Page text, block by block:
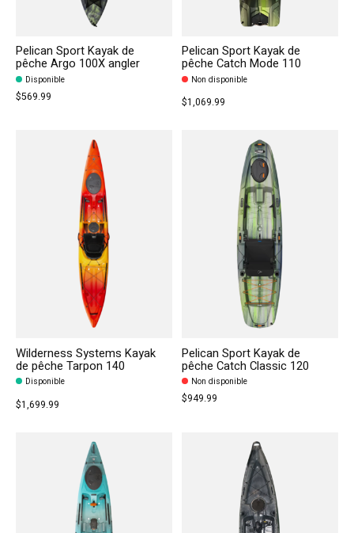
Pelican Sport Kayak de
pêche Argo 100X angler
Disponible
$569.99
Pelican Sport Kayak de
pêche Catch Mode 110
Non disponible
$1,069.99
Wilderness Systems Kayak
de pêche Tarpon 140
Disponible
$1,699.99
Pelican Sport Kayak de
pêche Catch Classic 120
Non disponible
$949.99